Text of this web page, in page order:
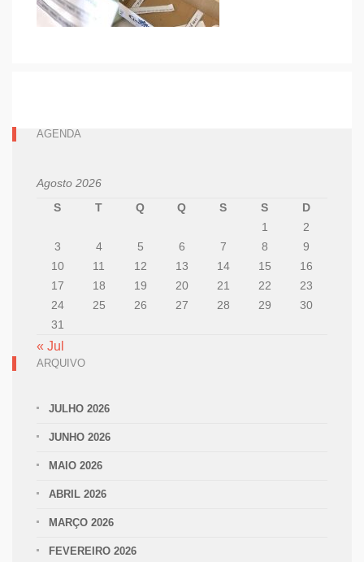
AGENDA
Agosto 2026
S
T Q Q S S
D
1
2
3
4 5 6 7 8
9
10
11 12 13 14 15
16
17
18 19 20 21 22
23
24
25 26 27 28 29
30
31
« Jul
ARQUIVO
JULHO 2026
JUNHO 2026
MAIO 2026
ABRIL 2026
MARÇO 2026
FEVEREIRO 2026